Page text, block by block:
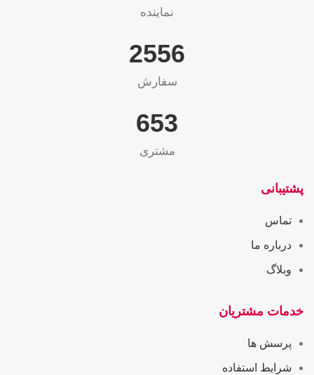
نماینده
2565
سفارش
655
مشتری
پشتیبانی
تماس
درباره ما
وبلاگ
خدمات مشتریان
پرسش ها
شرایط استفاده